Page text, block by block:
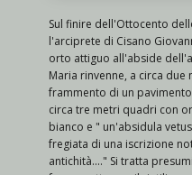
Sul finire dell'Ottocento
l'arciprete di Cisano
orto attiguo all'abside
Maria rinvenne, a circa
frammento di un
circa tre metri quadri con
bianco e " un'absidula
fregiata di una iscrizione
antichità...." Si tratta